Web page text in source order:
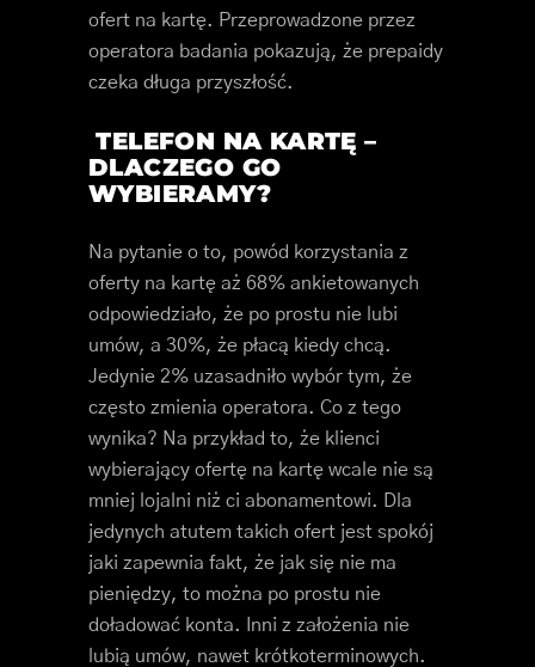
ofert na kartę. Przeprowadzone przez
operatora badania pokazują, że prepaidy
czeka długa przyszłość.
TELEFON NA KARTĘ –
DLACZEGO GO
WYBIERAMY?
Na pytanie o to, powód korzystania z
oferty na kartę aż 68% ankietowanych
odpowiedziało, że po prostu nie lubi
umów, a 30%, że płacą kiedy chcą.
Jedynie 2% uzasadniło wybór tym, że
często zmienia operatora. Co z tego
wynika? Na przykład to, że klienci
wybierający ofertę na kartę wcale nie są
mniej lojalni niż ci abonamentowi. Dla
jedynych atutem takich ofert jest spokój
jaki zapewnia fakt, że jak się nie ma
pieniędzy, to można po prostu nie
doładować konta. Inni z założenia nie
lubią umów, nawet krótkoterminowych.